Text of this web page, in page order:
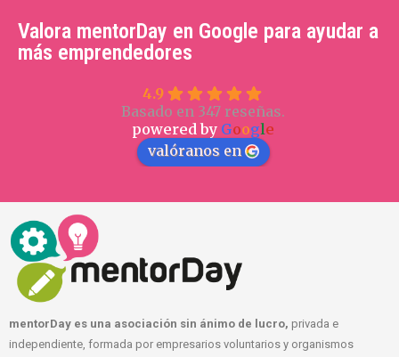
Valora mentorDay en Google para ayudar a
más emprendedores
4.9
Basado en 347 reseñas.
powered by Google
valóranos en
mentorDay es una asociación sin ánimo de lucro, privada e
independiente, formada por empresarios voluntarios y organismos